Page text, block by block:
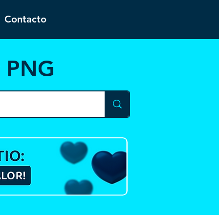
Contacto